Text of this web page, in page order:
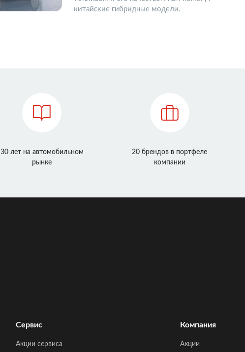
китайские гибридные модели.
30 лет на автомобильном
рынке
20 брендов в портфеле
компании
Сервис
Акции сервиса
Компания
Акции